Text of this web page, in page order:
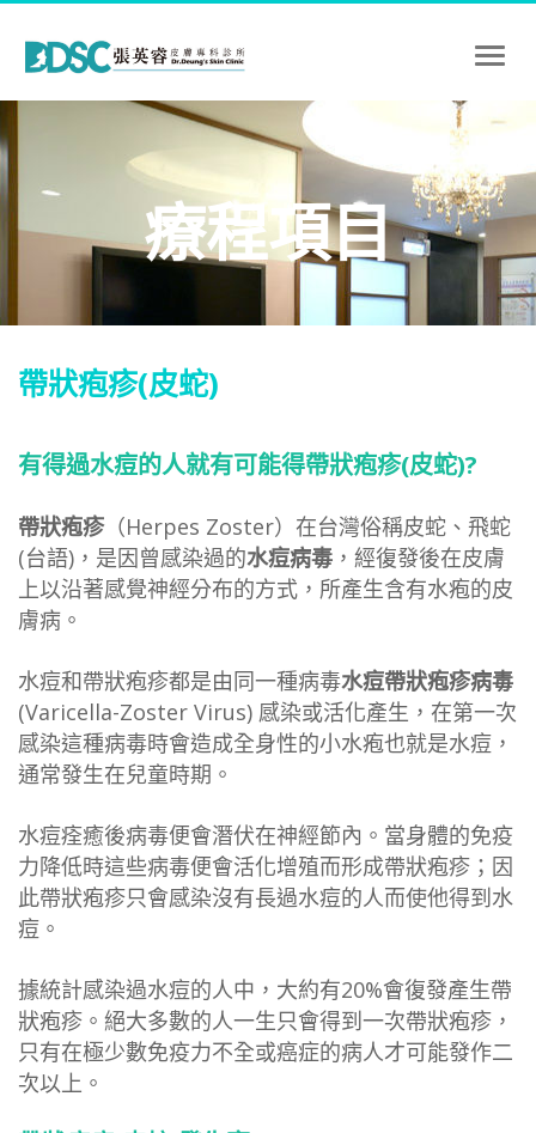
Toggle
療程項目
帶狀疱疹(皮蛇)
有得過水痘的人就有可能得帶狀疱疹(皮蛇)?
帶狀疱疹（Herpes Zoster）在台灣俗稱皮蛇、飛蛇
(台語)，是因曾感染過的水痘病毒 ，經復發後在皮膚
上以沿著感覺神經分布的方式，所產生含有水疱的皮
膚病。
水痘和帶狀疱疹都是由同一種病毒水痘帶狀疱疹病毒
(Varicella-Zoster Virus) 感染或活化產生，在第一次
感染這種病毒時會造成全身性的小水疱也就是水痘，
通常發生在兒童時期。
水痘痊癒後病毒便會潛伏在神經節內。當身體的免疫
力降低時這些病毒便會活化增殖而形成帶狀疱疹；因
此帶狀疱疹只會感染沒有長過水痘的人而使他得到水
痘。
據統計感染過水痘的人中，大約有20%會復發產生帶
狀疱疹。絕大多數的人一生只會得到一次帶狀疱疹，
只有在極少數免疫力不全或癌症的病人才可能發作二
次以上。